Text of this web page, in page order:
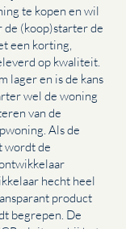
te kopen en wil
de (koop)starter de
een korting,
op kwaliteit.
lager en is de kans
wel de woning
van de
Als de
wordt de
hecht heel
product
begrepen. De